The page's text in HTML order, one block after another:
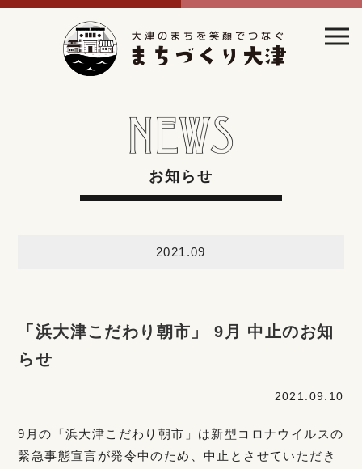
お知らせ
2021.09
「浜大津こだわり朝市」 9月 中止のお知
らせ
2021.09.10
9月の「浜大津こだわり朝市」は新型コロナウイルスの
緊急事態宣言が発令中のため、中止とさせていただき